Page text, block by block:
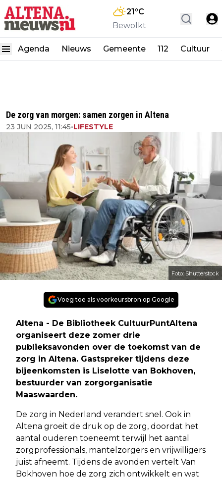
21°C
Bewolkt
Agenda Nieuws Gemeente 112 Cultuur
De zorg van morgen: samen zorgen in Altena
23 JUN 2025, 11:45•LIFESTYLE
Foto: Shutterstock
Voeg toe als voorkeursbron op Google
Altena - De Bibliotheek CultuurPuntAltena
organiseert deze zomer drie
publieksavonden over de toekomst van de
zorg in Altena. Gastspreker tijdens deze
bijeenkomsten is Liselotte van Bokhoven,
bestuurder van zorgorganisatie
Maaswaarden.
De zorg in Nederland verandert snel. Ook in
Altena groeit de druk op de zorg, doordat het
aantal ouderen toeneemt terwijl het aantal
zorgprofessionals, mantelzorgers en vrijwilligers
juist afneemt. Tijdens de avonden vertelt Van
Bokhoven hoe de zorg zich ontwikkelt en wat